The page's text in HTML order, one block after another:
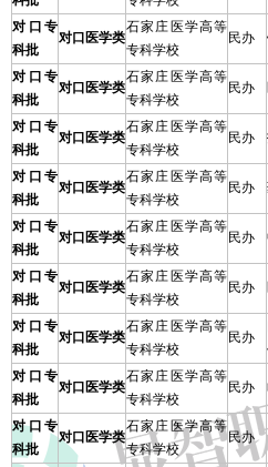
对口专
科批
对口医学类
石家庄医学高等
专科学校
民办
对口专
科批
对口医学类
石家庄医学高等
专科学校
民办
对口专
科批
对口医学类
石家庄医学高等
专科学校
民办
对口专
科批
对口医学类
石家庄医学高等
专科学校
民办
对口专
科批
对口医学类
石家庄医学高等
专科学校
民办
对口专
科批
对口医学类
石家庄医学高等
专科学校
民办
对口专
科批
对口医学类
石家庄医学高等
专科学校
民办
对口专
科批
对口医学类
石家庄医学高等
专科学校
民办
对口专
科批
对口医学类
石家庄医学高等
专科学校
民办